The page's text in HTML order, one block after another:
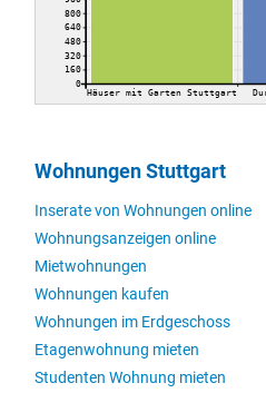
0
160
320
480
640
800
Häuser mit Garten Stuttgart
Wohnungen Stuttgart
Inserate von Wohnungen online
Wohnungsanzeigen online
Mietwohnungen
Wohnungen kaufen
Wohnungen im Erdgeschoss
Etagenwohnung mieten
Studenten Wohnung mieten